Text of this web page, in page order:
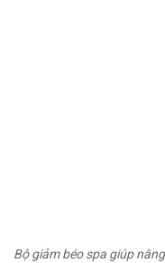
Bộ giảm béo spa giúp